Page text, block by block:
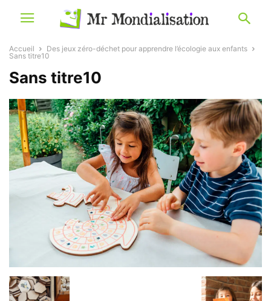
Accueil
Des jeux zéro-déchet pour apprendre l’écologie aux enfants
Sans titre10
Sans titre10